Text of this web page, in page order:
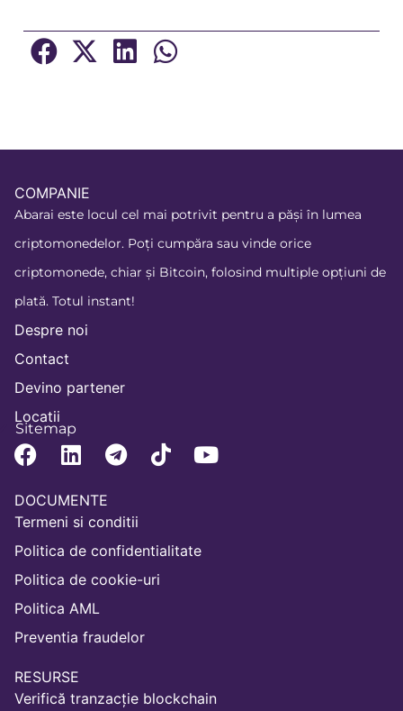
COMPANIE
Abarai este locul cel mai potrivit pentru a păși în lumea
criptomonedelor. Poți cumpăra sau vinde orice
criptomonede, chiar și Bitcoin, folosind multiple opțiuni de
plată. Totul instant!
Despre noi
Contact
Devino partener
Locatii
Sitemap
DOCUMENTE
Termeni si conditii
Politica de confidentialitate
Politica de cookie-uri
Politica AML
Preventia fraudelor
RESURSE
Verifică tranzacție blockchain